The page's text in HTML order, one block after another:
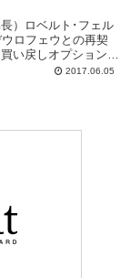
）ロベルト･フェル
ロフェウとの再契
い戻しオプション
ました。これは転売
質問されたデラン
は代表のことだけ
2017.06.05